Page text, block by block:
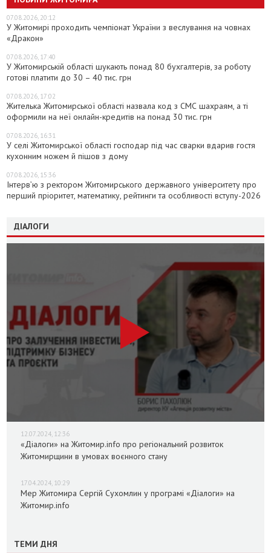
07.08.2026, 20:12
У Житомирі проходить чемпіонат України з веслування на човнах
«Дракон»
07.08.2026, 17:40
У Житомирській області шукають понад 80 бухгалтерів, за роботу
готові платити до 30 – 40 тис. грн
07.08.2026, 17:02
Жителька Житомирської області назвала код з СМС шахраям, а ті
оформили на неї онлайн-кредитів на понад 30 тис. грн
07.08.2026, 16:31
У селі Житомирської області господар під час сварки вдарив гостя
кухонним ножем й пішов з дому
07.08.2026, 15:36
Інтерв’ю з ректором Житомирського державного університету про
перший пріоритет, математику, рейтинги та особливості вступу-2026
ДІАЛОГИ
12.07.2024, 12:36
«Діалоги» на Житомир.info про регіональний розвиток
Житомирщини в умовах воєнного стану
17.04.2024, 10:29
Мер Житомира Сергій Сухомлин у програмі «Діалоги» на
Житомир.info
ТЕМИ ДНЯ